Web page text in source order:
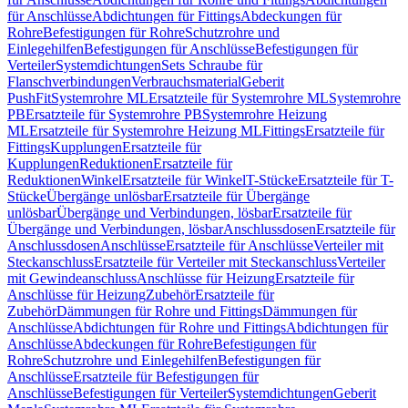
für AnschlüsseAbdichtungen für FittingsAbdeckungen für
RohreBefestigungen für RohreSchutzrohre und
EinlegehilfenBefestigungen für AnschlüsseBefestigungen für
VerteilerSystemdichtungenSets Schraube für
FlanschverbindungenVerbrauchsmaterialGeberit
PushFitSystemrohre MLErsatzteile für Systemrohre MLSystemrohre
PBErsatzteile für Systemrohre PBSystemrohre Heizung
MLErsatzteile für Systemrohre Heizung MLFittingsErsatzteile für
FittingsKupplungenErsatzteile für
KupplungenReduktionenErsatzteile für
ReduktionenWinkelErsatzteile für WinkelT-StückeErsatzteile für T-
StückeÜbergänge unlösbarErsatzteile für Übergänge
unlösbarÜbergänge und Verbindungen, lösbarErsatzteile für
Übergänge und Verbindungen, lösbarAnschlussdosenErsatzteile für
AnschlussdosenAnschlüsseErsatzteile für AnschlüsseVerteiler mit
SteckanschlussErsatzteile für Verteiler mit SteckanschlussVerteiler
mit GewindeanschlussAnschlüsse für HeizungErsatzteile für
Anschlüsse für HeizungZubehörErsatzteile für
ZubehörDämmungen für Rohre und FittingsDämmungen für
AnschlüsseAbdichtungen für Rohre und FittingsAbdichtungen für
AnschlüsseAbdeckungen für RohreBefestigungen für
RohreSchutzrohre und EinlegehilfenBefestigungen für
AnschlüsseErsatzteile für Befestigungen für
AnschlüsseBefestigungen für VerteilerSystemdichtungenGeberit